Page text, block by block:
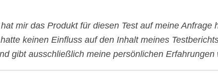
mir das Produkt für diesen Test auf meine Anfrage
keinen Einfluss auf den Inhalt meines
gibt ausschließlich meine persönlichen Erfahrungen